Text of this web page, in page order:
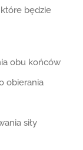
będzie
obu końców
obierania
siły